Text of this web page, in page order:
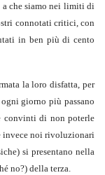
a che siamo nei limiti di
connotati critici, con
in ben più di cento
la loro disfatta, per
giorno più passano
convinti di non poterle
invece noi rivoluzionari
si presentano nella
no?) della terza.